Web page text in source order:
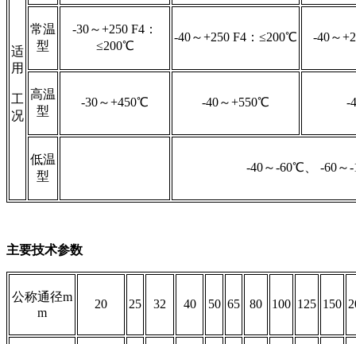
适
用
工
况
常温
型
-30～+250 F4：
≤200℃
-40～+250 F4：≤200℃ -40～
高温
型
-30～+450℃ -40～+550℃ -
低温
型
-40～-60℃、 -60～
主要技术参数
公称通径m
m
20 25 32 40 50 65 80 100 125 150